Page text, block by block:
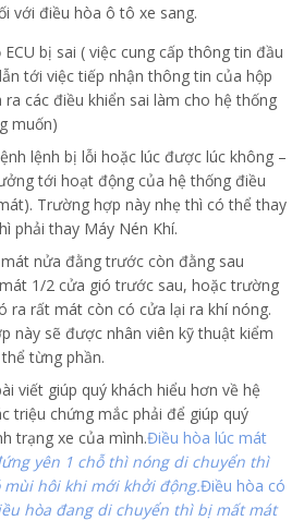
với điều hòa ô tô xe sang.
bị sai ( việc cung cấp thông tin đầu
tới việc tiếp nhận thông tin của hộp
các điều khiển sai làm cho hệ thống
muốn)
lệnh bị lỗi hoặc lúc được lúc không –
tới hoạt động của hệ thống điều
Trường hợp này nhẹ thì có thể thay
phải thay Máy Nén Khí.
mát nửa đằng trước còn đằng sau
1/2 cửa gió trước sau, hoặc trường
ra rất mát còn có cửa lại ra khí nóng.
này sẽ được nhân viên kỹ thuật kiểm
từng phần.
viết giúp quý khách hiểu hơn về hệ
triệu chứng mắc phải để giúp quý
trạng xe của mình.Điều hòa lúc mát
yên 1 chỗ thì nóng di chuyển thì
hôi khi mới khởi động.Điều hòa có
hòa đang di chuyển thì bị mất mát